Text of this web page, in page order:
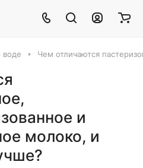
воде Чем отличаются
и
молоко, и